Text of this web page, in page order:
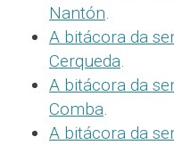
Nantón.
A bitácora da
Cerqueda.
A bitácora da
Comba.
A bitácora da